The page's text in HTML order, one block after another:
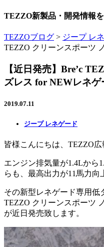
TEZZO新製品・開発情報
TEZZOブログ > ジープ レ
TEZZO クリーンスポーツ
【近日発売】Bre’c
ズレス for NEWレネゲ
2019.07.11
ジープ レネゲード
皆様こんにちは、TEZZO広
エンジン排気量が1.4Lから
らも、最高出力が11馬力向
その新型レネゲード専用低
TEZZO クリーンスポーツ
が近日発売致します。